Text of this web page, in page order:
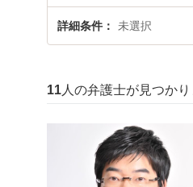
詳細条件 未選択
11 人の弁護士が見つかり